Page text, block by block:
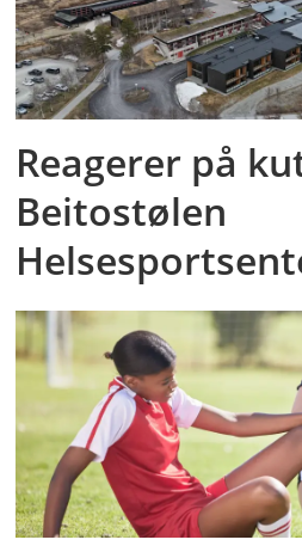
Reagerer på
Beitostølen